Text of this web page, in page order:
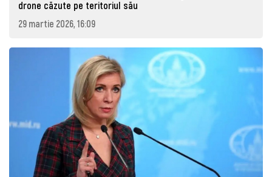
drone căzute pe teritoriul său
29 martie 2026, 16:09